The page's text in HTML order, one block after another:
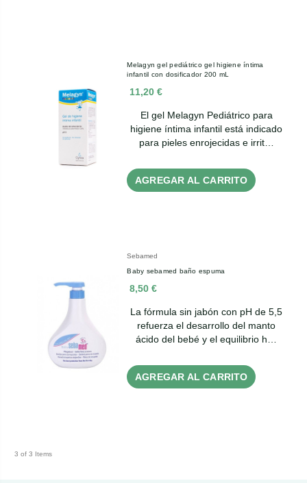
Melagyn gel pediátrico gel higiene íntima
infantil con dosificador 200 mL
11,20 €
El gel Melagyn Pediátrico para
higiene íntima infantil está indicado
para pieles enrojecidas e irrit…
AGREGAR AL CARRITO
Sebamed
Baby sebamed baño espuma
8,50 €
La fórmula sin jabón con pH de 5,5
refuerza el desarrollo del manto
ácido del bebé y el equilibrio h…
AGREGAR AL CARRITO
3 of 3 Items